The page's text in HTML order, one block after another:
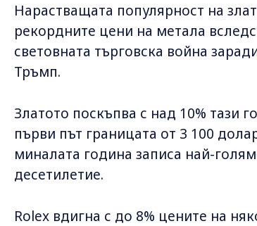
Нарастващата популярност на
рекордните цени на метала
световната търговска война
Тръмп.
Златото поскъпва с над 10% тази
първи път границата от 3 100
миналата година записа най-
десетилетие.
Rolex вдигна с до 8% цените на